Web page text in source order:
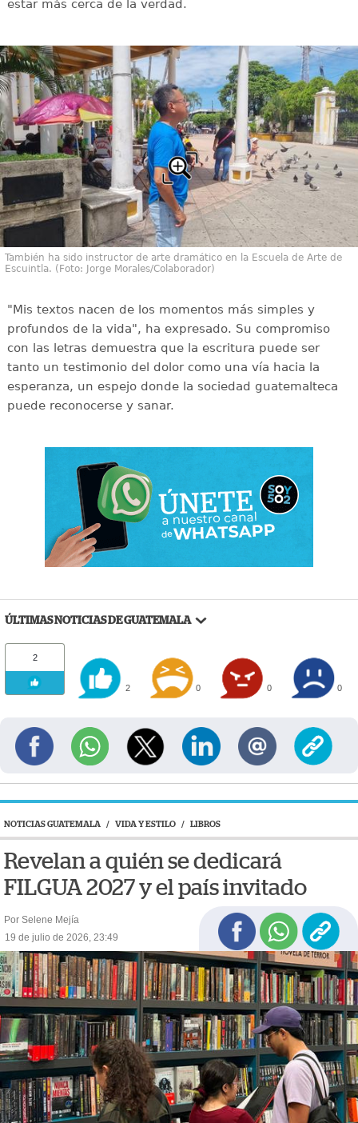
estar más cerca de la verdad.
También ha sido instructor de arte dramático en la Escuela de Arte de
Escuintla. (Foto: Jorge Morales/Colaborador)
"Mis textos nacen de los momentos más simples y
profundos de la vida", ha expresado. Su compromiso
con las letras demuestra que la escritura puede ser
tanto un testimonio del dolor como una vía hacia la
esperanza, un espejo donde la sociedad guatemalteca
puede reconocerse y sanar.
ÚLTIMAS NOTICIAS DE GUATEMALA
2
2 0 0 0
NOTICIAS GUATEMALA / VIDA Y ESTILO / LIBROS
Revelan a quién se dedicará
FILGUA 2027 y el país invitado
Por Selene Mejía
19 de julio de 2026, 23:49